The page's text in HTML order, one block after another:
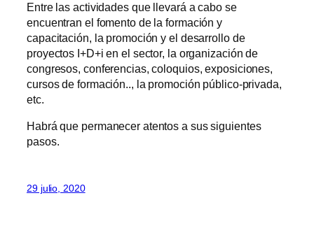
Entre las actividades que llevará a cabo se
encuentran el fomento de la formación y
capacitación, la promoción y el desarrollo de
proyectos I+D+i en el sector, la organización de
congresos, conferencias, coloquios, exposiciones,
cursos de formación.., la promoción público-privada,
etc.
Habrá que permanecer atentos a sus siguientes
pasos.
29 julio, 2020